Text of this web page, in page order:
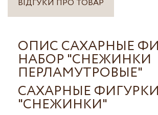
ВІДГУКИ ПРО ТОВАР
ОПИС САХАРНЫЕ
НАБОР "СНЕЖИНКИ
ПЕРЛАМУТРОВЫЕ"
САХАРНЫЕ
"СНЕЖИНКИ"